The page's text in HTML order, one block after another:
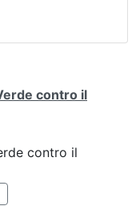
contro il
contro il